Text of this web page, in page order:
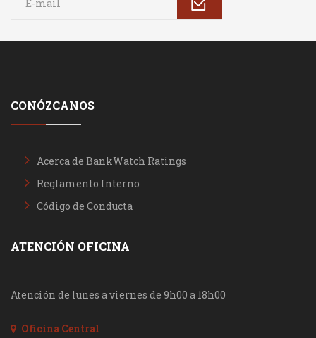
CONÓZCANOS
Acerca de BankWatch Ratings
Reglamento Interno
Código de Conducta
ATENCIÓN OFICINA
Atención de lunes a viernes de 9h00 a 18h00
Oficina Central